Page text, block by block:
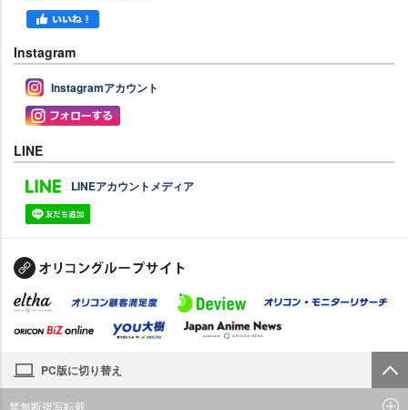
Instagram
Instagramアカウント
LINE
LINEアカウントメディア
PC版に切り替え
禁無断複写転載